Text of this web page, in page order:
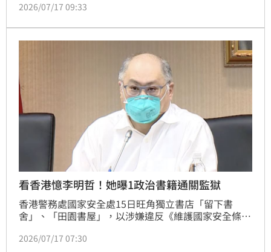
書店店員」的黑色T恤，引發熱議。對此，前民眾黨中
權的任何承諾嗎？」。
2026/07/17 09:33
看香港憶李明哲！她曝1政治書籍通關監獄
香港警務處國家安全處15日旺角獨立書店「留下書
舍」、「田園書屋」，以涉嫌違反《維護國家安全條
書店店員」的黑色T恤，引發熱議。對此，台灣基進黨
2026/07/17 07:30